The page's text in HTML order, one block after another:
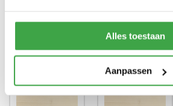
Alles toestaan
Aanpassen